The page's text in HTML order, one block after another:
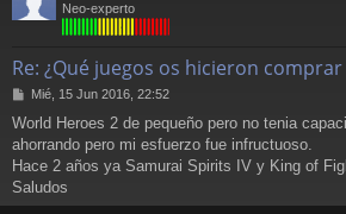
Neo-experto
Re: ¿Qué juegos os hicieron
M
n
s
a
j
Mié, 15 Jun 2016, 22:52
World Heroes 2 de pequeño pero no tenia
ahorrando pero mi esfuerzo fue infructuoso.
Hace 2 años ya Samurai Spirits IV y King of
Saludos